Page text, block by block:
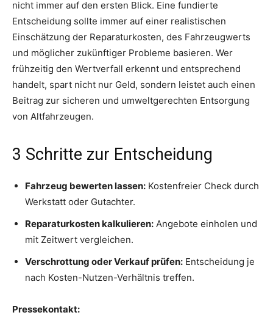
nicht immer auf den ersten Blick. Eine fundierte
Entscheidung sollte immer auf einer realistischen
Einschätzung der Reparaturkosten, des Fahrzeugwerts
und möglicher zukünftiger Probleme basieren. Wer
frühzeitig den Wertverfall erkennt und entsprechend
handelt, spart nicht nur Geld, sondern leistet auch einen
Beitrag zur sicheren und umweltgerechten Entsorgung
von Altfahrzeugen.
3 Schritte zur Entscheidung
Fahrzeug bewerten lassen: Kostenfreier Check durch
Werkstatt oder Gutachter.
Reparaturkosten kalkulieren: Angebote einholen und
mit Zeitwert vergleichen.
Verschrottung oder Verkauf prüfen: Entscheidung je
nach Kosten-Nutzen-Verhältnis treffen.
Pressekontakt: